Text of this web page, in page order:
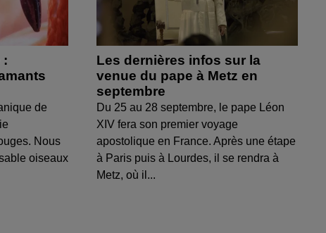
:
de
Nous
oiseaux
Les dernières infos sur la
venue du pape à Metz en
septembre
Du 25 au 28 septembre, le pape Léon
XIV fera son premier voyage
apostolique en France. Après une étape
à Paris puis à Lourdes, il se rendra à
Metz, où il...